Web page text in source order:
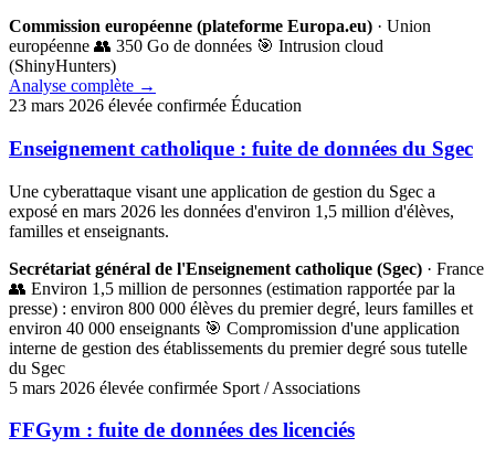
Commission européenne (plateforme Europa.eu) · Union
européenne 👥 350 Go de données 🎯 Intrusion cloud
(ShinyHunters)
Analyse complète →
23 mars 2026 élevée confirmée Éducation
Enseignement catholique : fuite de données du Sgec
Une cyberattaque visant une application de gestion du Sgec a
exposé en mars 2026 les données d'environ 1,5 million d'élèves,
familles et enseignants.
Secrétariat général de l'Enseignement catholique (Sgec) · France
👥 Environ 1,5 million de personnes (estimation rapportée par la
presse) : environ 800 000 élèves du premier degré, leurs familles et
environ 40 000 enseignants 🎯 Compromission d'une application
interne de gestion des établissements du premier degré sous tutelle
du Sgec
5 mars 2026 élevée confirmée Sport / Associations
FFGym : fuite de données des licenciés